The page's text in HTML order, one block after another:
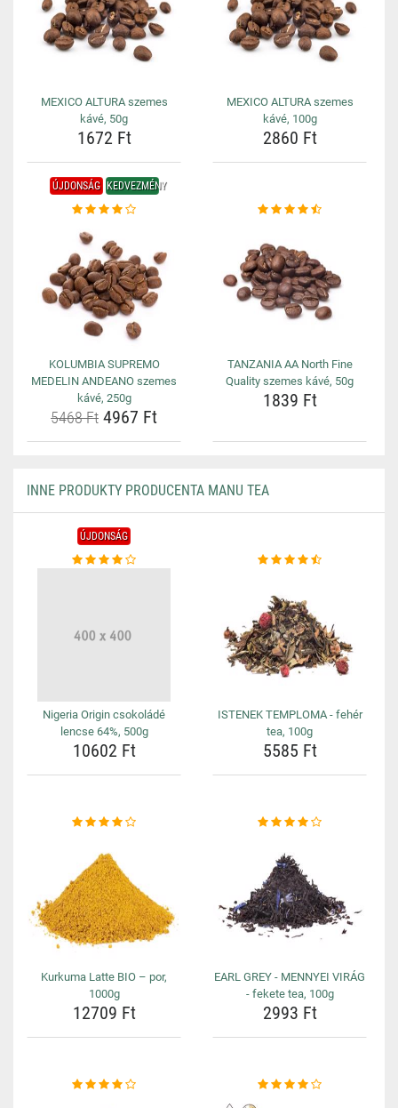
MEXICO ALTURA szemes
kávé, 50g
1672 Ft
MEXICO ALTURA szemes
kávé, 100g
2860 Ft
ÚJDONSÁG KEDVEZMÉNY
KOLUMBIA SUPREMO
MEDELIN ANDEANO szemes
kávé, 250g
5468 Ft 4967 Ft
TANZANIA AA North Fine
Quality szemes kávé, 50g
1839 Ft
INNE PRODUKTY PRODUCENTA MANU TEA
ÚJDONSÁG
Nigeria Origin csokoládé
lencse 64%, 500g
10602 Ft
ISTENEK TEMPLOMA - fehér
tea, 100g
5585 Ft
Kurkuma Latte BIO – por,
1000g
12709 Ft
EARL GREY - MENNYEI VIRÁG
- fekete tea, 100g
2993 Ft